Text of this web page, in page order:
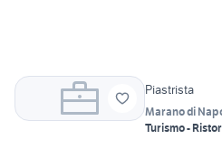
Piastrista
Marano di
Turismo -